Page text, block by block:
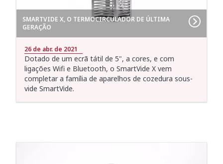
SMARTVIDE X, O TERMOCIRCULADOR DE ÚLTIMA
GERAÇÃO
26 de abr. de 2021
Dotado de um ecrã tátil de 5", a cores, e com
ligações Wifi e Bluetooth, o SmartVide X vem
completar a família de aparelhos de cozedura sous-
vide SmartVide.